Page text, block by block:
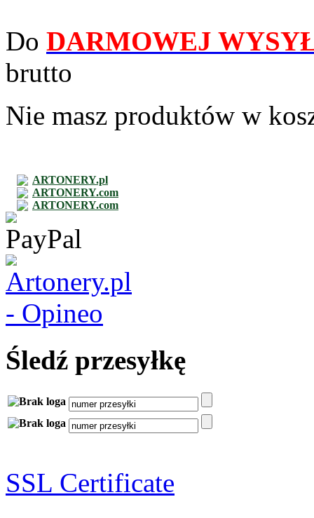
Do DARMOWEJ
brutto
Nie masz produktów w
ARTONERY.pl
ARTONERY.com
ARTONERY.com
Śledź przesyłkę
SSL Certificate